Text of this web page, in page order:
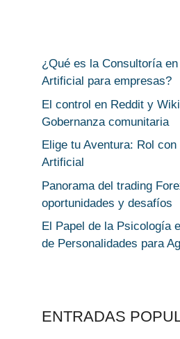
¿Qué es la Consultoría
Artificial para empresas?
El control en Reddit y
Gobernanza comunitaria
Elige tu Aventura: Rol
Artificial
Panorama del trading
oportunidades y desafíos
El Papel de la Psicología
de Personalidades para
ENTRADAS